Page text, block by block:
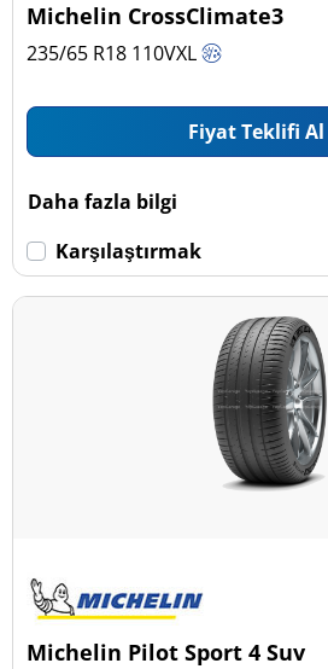
Michelin CrossClimate3
235/65 R18 110VXL
Fiyat Teklifi Al
Daha fazla bilgi
Karşılaştırmak
Michelin Pilot Sport 4 Suv